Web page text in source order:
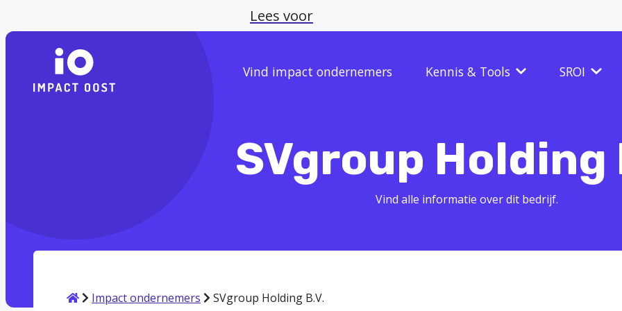
Lees voor
Vind impact ondernemers Kennis & Tools SROI
SVgroup Holding
Vind alle informatie over dit bedrijf.
HomeImpact ondernemers SVgroup Holding B.V.